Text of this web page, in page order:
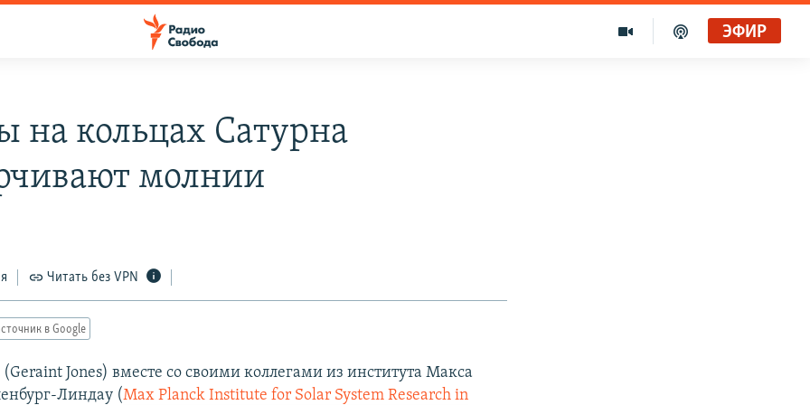
ЭФИР
на кольцах Сатурна
молнии
Читать без VPN
в Google
Jones) вместе со своими коллегами из института Макса
Линдау (Max Planck Institute for Solar System Research in